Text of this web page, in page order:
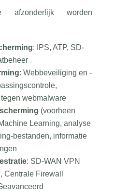
afzonderlijk worden
: IPS, ATP, SD-
: Webbeveiliging en -
webmalware
(voorheen
Learning, analyse
bestanden, informatie
: SD-WAN VPN
Centrale Firewall